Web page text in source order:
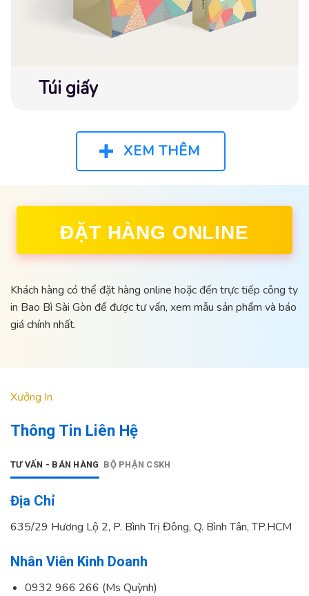
Túi giấy
XEM THÊM
ĐẶT HÀNG ONLINE
Khách hàng có thể đặt hàng online hoặc đến trực tiếp công ty
in Bao Bì Sài Gòn để được tư vấn, xem mẫu sản phẩm và báo
giá chính nhất.
Xưởng In
Thông Tin Liên Hệ
TƯ VẤN - BÁN HÀNG BỘ PHẬN CSKH
Địa Chỉ
635/29 Hương Lộ 2, P. Bình Trị Đông, Q. Bình Tân, TP.HCM
Nhân Viên Kinh Doanh
0932 966 266 (Ms Quỳnh)